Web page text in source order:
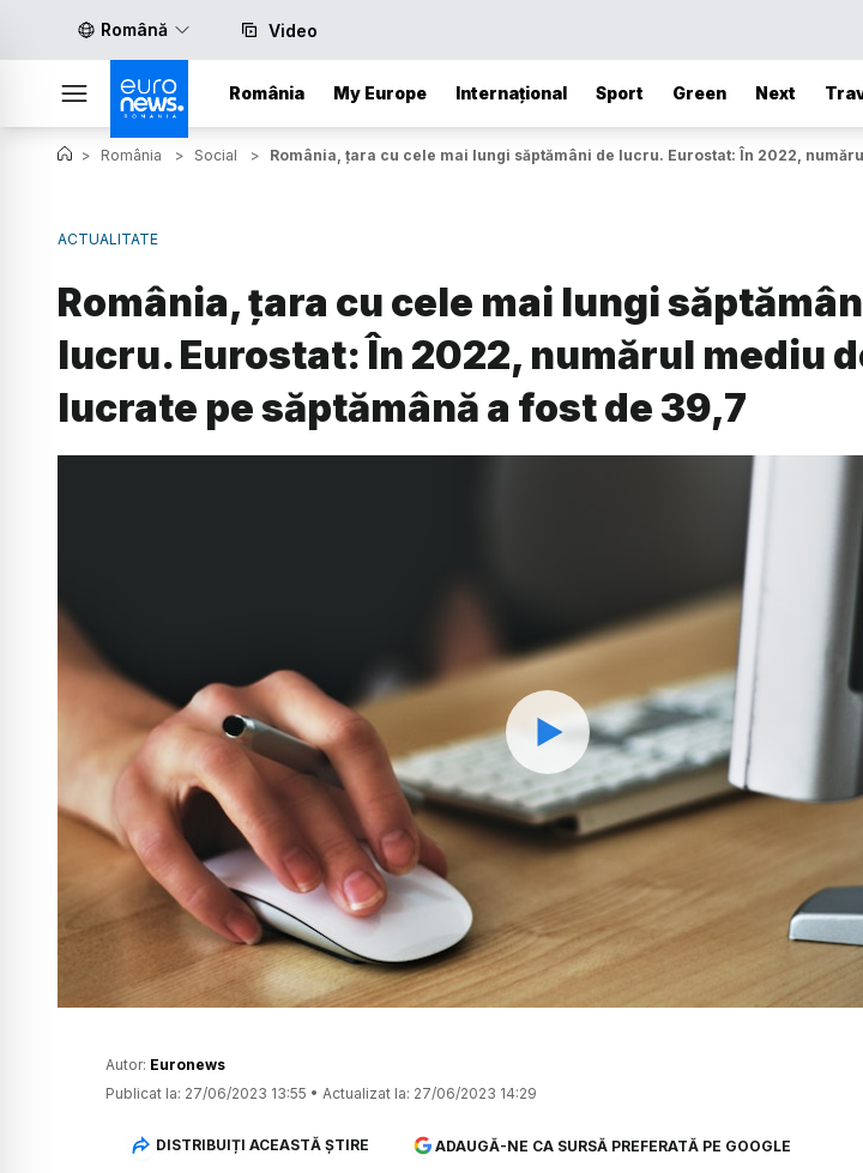
Română Video
România My Europe Internațional Sport Green Next
> România > Social > România, țara cu cele mai lungi săptămâni de lucru. Eurostat: În 2022,
ACTUALITATE
România, țara cu cele mai lungi
lucru. Eurostat: În 2022, numărul mediu
lucrate pe săptămână a fost de 39,7
Watch
Autor: Euronews
Publicat la: 27/06/2023 13:55 • Actualizat la: 27/06/2023 14:29
DISTRIBUIȚI ACEASTĂ ȘTIRE ADAUGĂ-NE CA SURSĂ PREFERATĂ PE GOOGLE